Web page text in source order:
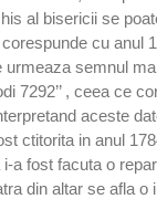
al bisericii se
corespunde cu anul
urmeaza semnul
7292’’ , ceea ce
aceste
ctitorita in anul
a fost facuta o
din altar se afla